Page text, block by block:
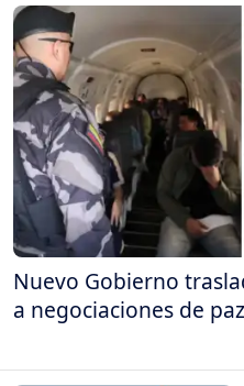
Nuevo Gobierno
a negociaciones de paz